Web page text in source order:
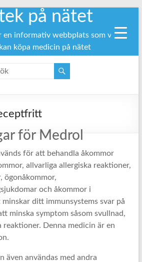
på nätet
en informativ webbplats som visar
köpa medicin på nätet
för Medrol
för att behandla åkommor
allvarliga allergiska reaktioner,
ögonåkommor,
och åkommor i
ditt immunsystems svar på
minska symptom såsom svullnad,
reaktioner. Denna medicin är en
även användas med andra